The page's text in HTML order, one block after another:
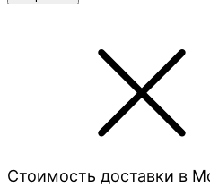
Стоимость доставки в